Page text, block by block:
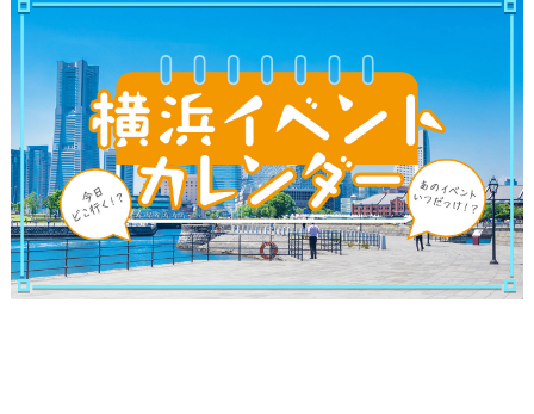
ブログ記事
サイトについて